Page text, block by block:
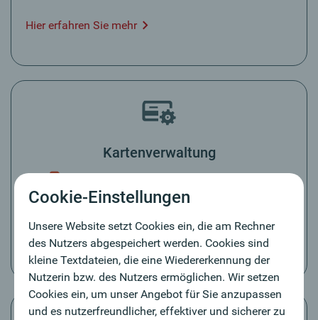
Hier erfahren Sie mehr
Kartenverwaltung
Karte sperren
Empfängerdaten speichern
Lastschriften online rückleiten
Cookie-Einstellungen
Unsere Website setzt Cookies ein, die am Rechner
des Nutzers abgespeichert werden. Cookies sind
kleine Textdateien, die eine Wiedererkennung der
Nutzerin bzw. des Nutzers ermöglichen. Wir setzen
Cookies ein, um unser Angebot für Sie anzupassen
und es nutzerfreundlicher, effektiver und sicherer zu